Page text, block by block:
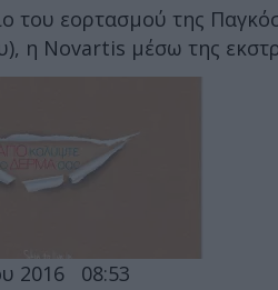
του εορτασμού της
η Novartis μέσω της
2016 08:53